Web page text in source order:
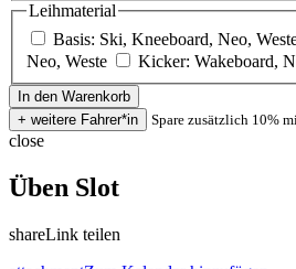
Leihmaterial
Basis: Ski, Kneeboard, Neo,
Neo, Weste
Kicker: Wakeboard,
Spare zusätzlich 10%
close
Üben Slot
shareLink teilen